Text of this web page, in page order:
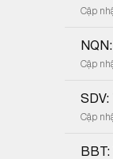
Cập
Cập
SDV:
Cập